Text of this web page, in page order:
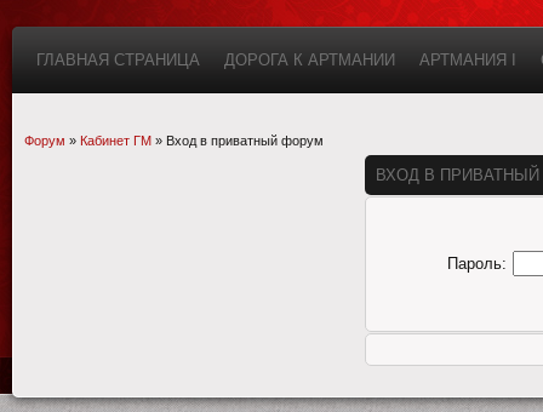
ГЛАВНАЯ СТРАНИЦА ДОРОГА К АРТМАНИИ АРТМАНИЯ I
Форум » Кабинет ГМ » Вход в приватный форум
ВХОД В
Пароль: